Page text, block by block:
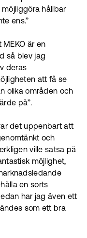
hållbar
ens.”
är en
så blev jag
deras
att få se
olika områden och
på”.
det uppenbart att
och
ville satsa på
möjlighet,
en sorts
har jag även ett
som ett bra